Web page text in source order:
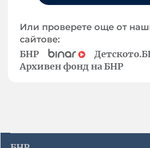
Или проверете още от
сайтове:
БНР
Архивен фонд на БНР